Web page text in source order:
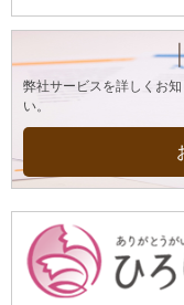
弊社サービスを詳しくお
い。